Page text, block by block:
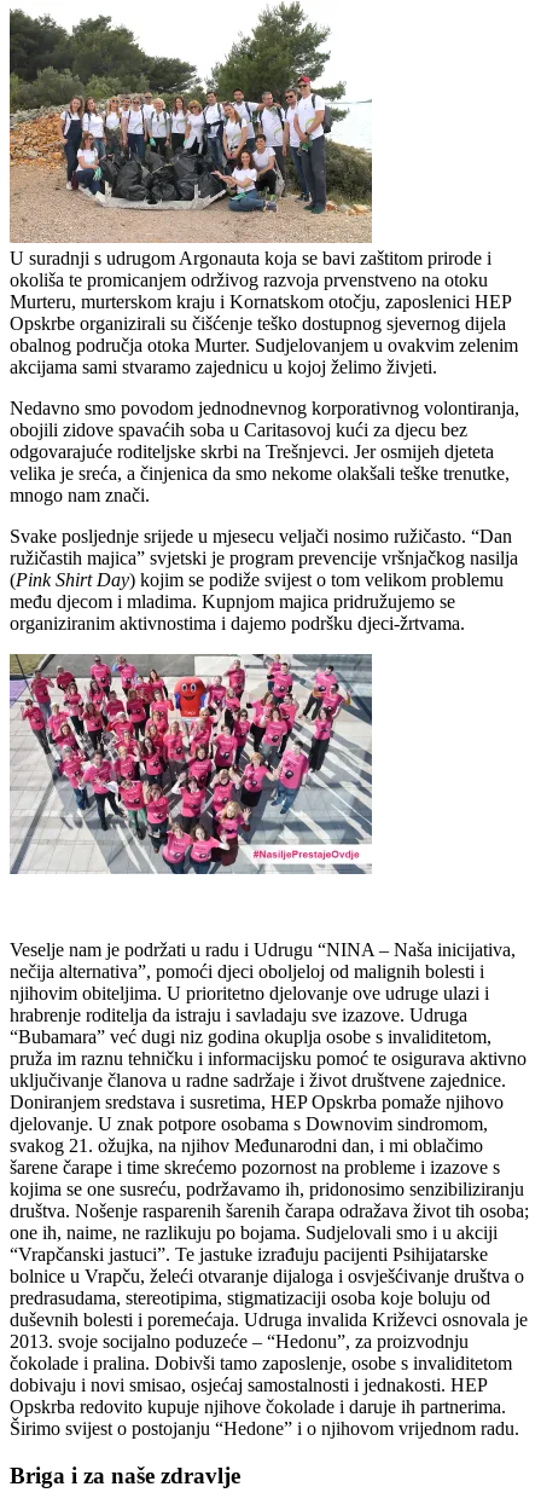
U suradnji s udrugom Argonauta koja se bavi zaštitom prirode i
okoliša te promicanjem održivog razvoja prvenstveno na otoku
Murteru, murterskom kraju i Kornatskom otočju, zaposlenici HEP
Opskrbe organizirali su čišćenje teško dostupnog sjevernog dijela
obalnog područja otoka Murter. Sudjelovanjem u ovakvim zelenim
akcijama sami stvaramo zajednicu u kojoj želimo živjeti.
Nedavno smo povodom jednodnevnog korporativnog volontiranja,
obojili zidove spavaćih soba u Caritasovoj kući za djecu bez
odgovarajuće roditeljske skrbi na Trešnjevci. Jer osmijeh djeteta
velika je sreća, a činjenica da smo nekome olakšali teške trenutke,
mnogo nam znači.
Svake posljednje srijede u mjesecu veljači nosimo ružičasto. “Dan
ružičastih majica” svjetski je program prevencije vršnjačkog nasilja
(Pink Shirt Day) kojim se podiže svijest o tom velikom problemu
među djecom i mladima. Kupnjom majica pridružujemo se
organiziranim aktivnostima i dajemo podršku djeci-žrtvama.
Veselje nam je podržati u radu i Udrugu “NINA – Naša inicijativa,
nečija alternativa”, pomoći djeci oboljeloj od malignih bolesti i
njihovim obiteljima. U prioritetno djelovanje ove udruge ulazi i
hrabrenje roditelja da istraju i savladaju sve izazove. Udruga
“Bubamara” već dugi niz godina okuplja osobe s invaliditetom,
pruža im raznu tehničku i informacijsku pomoć te osigurava aktivno
uključivanje članova u radne sadržaje i život društvene zajednice.
Doniranjem sredstava i susretima, HEP Opskrba pomaže njihovo
djelovanje. U znak potpore osobama s Downovim sindromom,
svakog 21. ožujka, na njihov Međunarodni dan, i mi oblačimo
šarene čarape i time skrećemo pozornost na probleme i izazove s
kojima se one susreću, podržavamo ih, pridonosimo senzibiliziranju
društva. Nošenje rasparenih šarenih čarapa odražava život tih osoba;
one ih, naime, ne razlikuju po bojama. Sudjelovali smo i u akciji
“Vrapčanski jastuci”. Te jastuke izrađuju pacijenti Psihijatarske
bolnice u Vrapču, želeći otvaranje dijaloga i osvješćivanje društva o
predrasudama, stereotipima, stigmatizaciji osoba koje boluju od
duševnih bolesti i poremećaja. Udruga invalida Križevci osnovala je
2013. svoje socijalno poduzeće – “Hedonu”, za proizvodnju
čokolade i pralina. Dobivši tamo zaposlenje, osobe s invaliditetom
dobivaju i novi smisao, osjećaj samostalnosti i jednakosti. HEP
Opskrba redovito kupuje njihove čokolade i daruje ih partnerima.
Širimo svijest o postojanju “Hedone” i o njihovom vrijednom radu.
Briga i za naše zdravlje